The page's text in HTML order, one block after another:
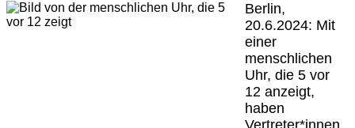
Berlin,
20.6.2024: Mit
einer
menschlichen
Uhr, die 5 vor
12 anzeigt,
haben